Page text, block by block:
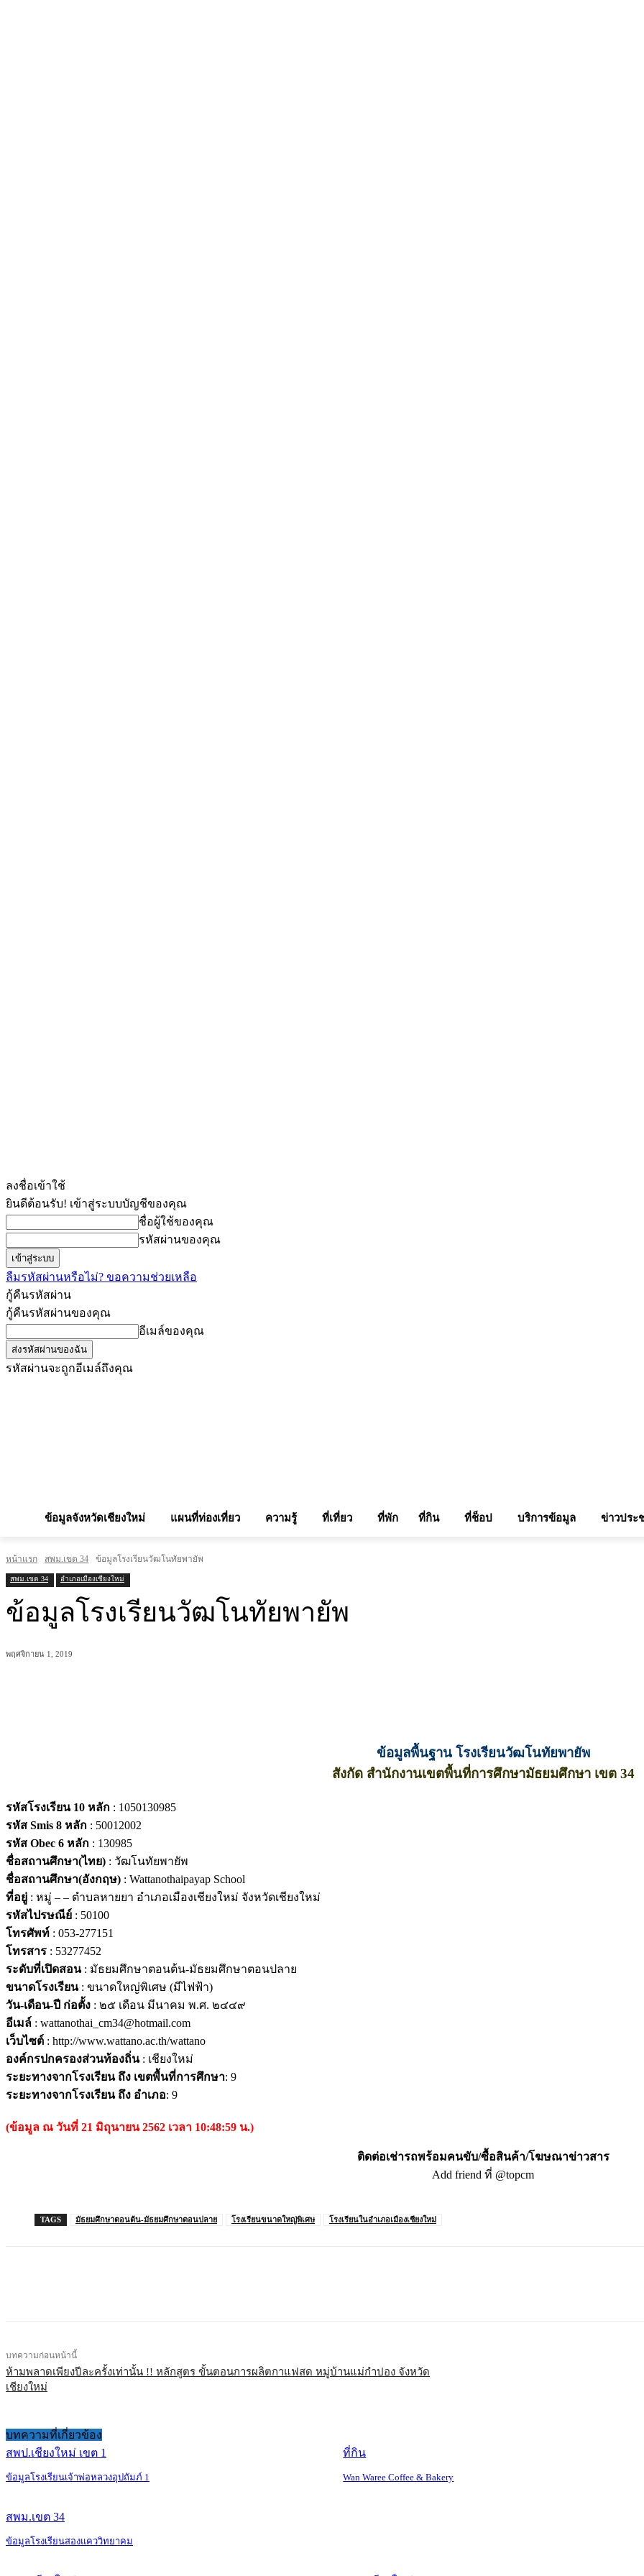
ลงชื่อเข้าใช้
ยินดีต้อนรับ! เข้าสู่ระบบบัญชีของคุณ
ชื่อผู้ใช้ของคุณ
รหัสผ่านของคุณ
ลืมรหัสผ่านหรือไม่? ขอความช่วยเหลือ
กู้คืนรหัสผ่าน
กู้คืนรหัสผ่านของคุณ
อีเมล์ของคุณ
รหัสผ่านจะถูกอีเมล์ถึงคุณ
ข้อมูลจังหวัดเชียงใหม่ แผนที่ท่องเที่ยว ความรู้ ที่เที่ยว ที่พัก ที่กิน ที่ช็อป บริการข้อมูล ข่าวประ
หน้าแรก สพม.เขต 34 ข้อมูลโรงเรียนวัฒโนทัยพายัพ
สพม.เขต 34 อำเภอเมืองเชียงใหม่
ข้อมูลโรงเรียนวัฒโนทัยพายัพ
พฤศจิกายน 1, 2019
ข้อมูลพื้นฐาน โรงเรียนวัฒโนทัยพายัพ
สังกัด สำนักงานเขตพื้นที่การศึกษามัธยมศึกษา เขต 34
รหัสโรงเรียน 10 หลัก : 1050130985
รหัส Smis 8 หลัก : 50012002
รหัส Obec 6 หลัก : 130985
ชื่อสถานศึกษา(ไทย) : วัฒโนทัยพายัพ
ชื่อสถานศึกษา(อังกฤษ) : Wattanothaipayap School
ที่อยู่ : หมู่ – – ตำบลหายยา อำเภอเมืองเชียงใหม่ จังหวัดเชียงใหม่
รหัสไปรษณีย์ : 50100
โทรศัพท์ : 053-277151
โทรสาร : 53277452
ระดับที่เปิดสอน: มัธยมศึกษาตอนต้น-มัธยมศึกษาตอนปลาย
ขนาดโรงเรียน: ขนาดใหญ่พิเศษ (มีไฟฟ้า)
วัน-เดือน-ปี ก่อตั้ง : ๒๕ เดือน มีนาคม พ.ศ. ๒๔๔๙
อีเมล์ : wattanothai_cm34@hotmail.com
เว็บไซต์ : http://www.wattano.ac.th/wattano
องค์กรปกครองส่วนท้องถิ่น: เชียงใหม่
ระยะทางจากโรงเรียน ถึง เขตพื้นที่การศึกษา: 9
ระยะทางจากโรงเรียน ถึง อำเภอ: 9
(ข้อมูล ณ วันที่ 21 มิถุนายน 2562 เวลา 10:48:59 น.)
ติดต่อเช่ารถพร้อมคนขับ/ซื้อสินค้า/โฆษณาข่าวสาร
Add friend ที่ @topcm
TAGS มัธยมศึกษาตอนต้น-มัธยมศึกษาตอนปลาย โรงเรียนขนาดใหญ่พิเศษ โรงเรียนในอำเภอเมืองเชียงใหม่
บทความก่อนหน้านี้
ห้ามพลาดเพียงปีละครั้งเท่านั้น !! หลักสูตร ขั้นตอนการผลิตกาแฟสด หมู่บ้านแม่กำปอง จังหวัด
เชียงใหม่
บทความที่เกี่ยวข้อง
สพป.เชียงใหม่ เขต 1
ข้อมูลโรงเรียนเจ้าพ่อหลวงอุปถัมภ์ 1
ที่กิน
Wan Waree Coffee & Bakery
สพม.เขต 34
ข้อมูลโรงเรียนสองแคววิทยาคม